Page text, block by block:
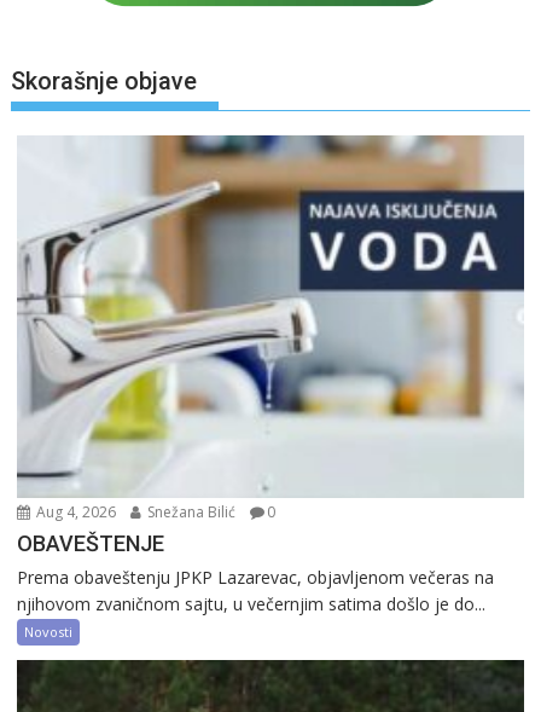
Skorašnje objave
Aug 4, 2026 Snežana Bilić 0
OBAVEŠTENJE
Prema obaveštenju JPKP Lazarevac, objavljenom večeras na
njihovom zvaničnom sajtu, u večernjim satima došlo je do...
Novosti